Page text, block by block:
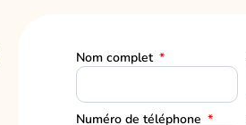
Nom complet
Numéro de téléphone